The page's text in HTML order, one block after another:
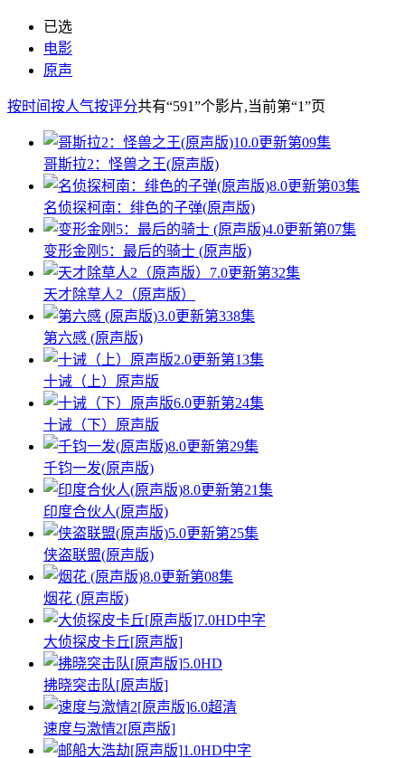
已选
电影
原声
按时间按人气按评分共有“591”个影片,当前第“1”页
10.0更新第09集
哥斯拉2：怪兽之王(原声版)
8.0更新第03集
名侦探柯南：绯色的子弹(原声版)
4.0更新第07集
变形金刚5：最后的骑士 (原声版)
7.0更新第32集
天才除草人2（原声版）
3.0更新第338集
第六感 (原声版)
2.0更新第13集
十诫（上）原声版
6.0更新第24集
十诫（下）原声版
8.0更新第29集
千钧一发(原声版)
8.0更新第21集
印度合伙人(原声版)
5.0更新第25集
侠盗联盟(原声版)
8.0更新第08集
烟花 (原声版)
7.0HD中字
大侦探皮卡丘[原声版]
5.0HD
拂晓突击队[原声版]
6.0超清
速度与激情2[原声版]
1.0HD中字